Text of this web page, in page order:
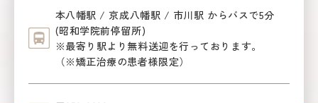
本八幡駅 / 京成八幡駅 / 市川駅 からバスで5分
(昭和学院前停留所)
※最寄り駅より無料送迎を行っております。
（※矯正治療の患者様限定）